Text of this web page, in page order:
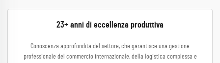
23+ anni di eccellenza produttiva
Conoscenza approfondita del settore, che garantisce una gestione
professionale del commercio internazionale, della logistica complessa e